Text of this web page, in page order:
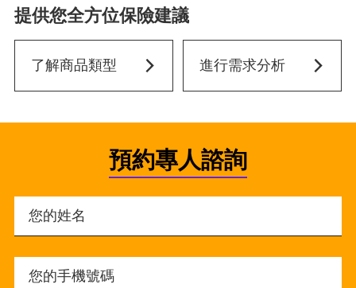
提供您全方位保險建議
了解商品類型 進行需求分析
預約專人諮詢